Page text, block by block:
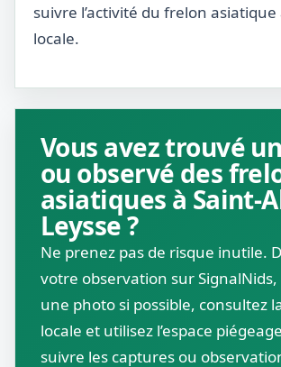
suivre l’activité du frelon asiatique
locale.
Vous avez trouvé
ou observé des
asiatiques à Saint-
Leysse ?
Ne prenez pas de risque inutile.
votre observation sur
une photo si possible, consultez
locale et utilisez l’espace
suivre les captures ou